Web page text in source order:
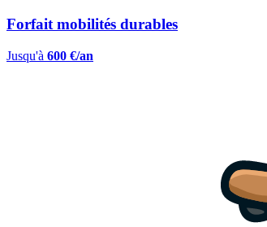
Forfait mobilités durables
Jusqu'à 600 €/an